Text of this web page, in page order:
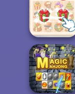
Onet Connect
Classic
KrisMas Mahjong
2